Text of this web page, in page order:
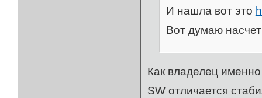
И нашла вот это
Вот думаю
Как владелец
SW отличается